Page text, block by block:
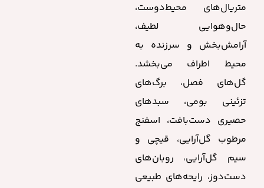
متریال‌های محیط‌دوست،
حال‌وهوایی لطیف،
آرامش‌بخش و سرزنده به
محیط اطراف می‌بخشد.
گل‌های فصل، برگ‌های
تزئینی بومی، سبدهای
حصیری دست‌بافت، اسفنج
مرطوب گل‌آرایی، قیچی و
سیم گل‌آرایی، روبان‌های
دست‌دوز، رایحه‌های طبیعی